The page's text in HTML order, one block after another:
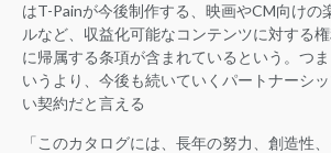
はT-Painが今後制作する、映画やCM向けの
ルなど、収益化可能なコンテンツに対する
に帰属する条項が含まれているという。つ
いうより、今後も続いていくパートナーシ
い契約だと言える
「このカタログには、長年の努力、創造性